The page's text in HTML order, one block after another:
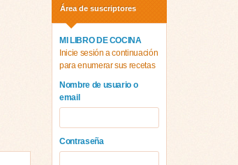
Área de suscriptores
MI LIBRO DE COCINA
Inicie sesión a continuación
para enumerar sus recetas
Nombre de usuario o
email
Contraseña